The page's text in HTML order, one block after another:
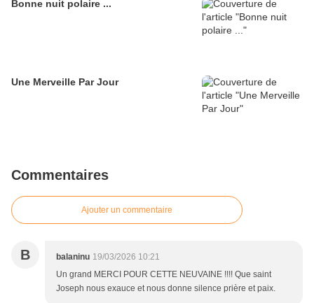
Bonne nuit polaire ...
Une Merveille Par Jour
Commentaires
Ajouter un commentaire
B balaninu 19/03/2026 10:21
Un grand MERCI POUR CETTE NEUVAINE !!!! Que saint
Joseph nous exauce et nous donne silence prière et paix.